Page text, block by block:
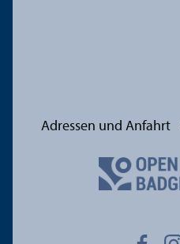
Adressen und Anfahrt